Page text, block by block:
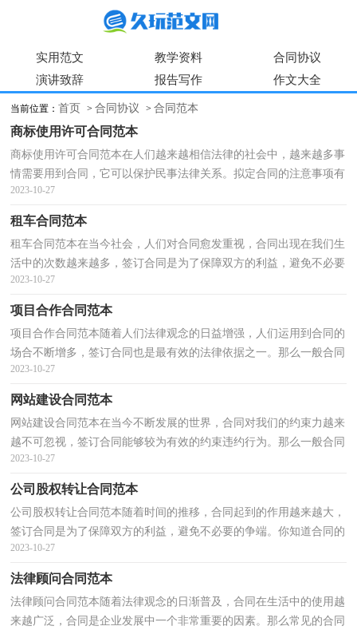
实用范文 教学资料
合同协议
演讲致辞
报告写作 作文大全
当前位置：首页 >合同协议 >合同范本
商标使用许可合同范本
商标使用许可合同范本在人们越来越相信法律的社会中，越来越多事
情需要用到合同，它可以保护民事法律关系。拟定合同的注意事项有
许多，你确定会写吗？以下是小编收集整理的商标使用...
2023-10-27
租车合同范本
租车合同范本在当今社会，人们对合同愈发重视，合同出现在我们生
活中的次数越来越多，签订合同是为了保障双方的利益，避免不必要
的争端。那么我们拟定合同的时候需要注意什么问题呢...
2023-10-27
项目合作合同范本
项目合作合同范本随着人们法律观念的日益增强，人们运用到合同的
场合不断增多，签订合同也是最有效的法律依据之一。那么一般合同
是怎么起草的呢？以下是小编整理的项目合作合同范...
2023-10-27
网站建设合同范本
网站建设合同范本在当今不断发展的世界，合同对我们的约束力越来
越不可忽视，签订合同能够较为有效的约束违约行为。那么一般合同
是怎么起草的呢？下面是小编为大家收集的网站建设...
2023-10-27
公司股权转让合同范本
公司股权转让合同范本随着时间的推移，合同起到的作用越来越大，
签订合同是为了保障双方的利益，避免不必要的争端。你知道合同的
主要内容是什么吗？下面是小编精心整理的公司股权转...
2023-10-27
法律顾问合同范本
法律顾问合同范本随着法律观念的日渐普及，合同在生活中的使用越
来越广泛，合同是企业发展中一个非常重要的因素。那么常见的合同